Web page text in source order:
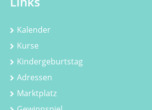
Kalender
Kurse
Kindergeburtstag
Adressen
Marktplatz